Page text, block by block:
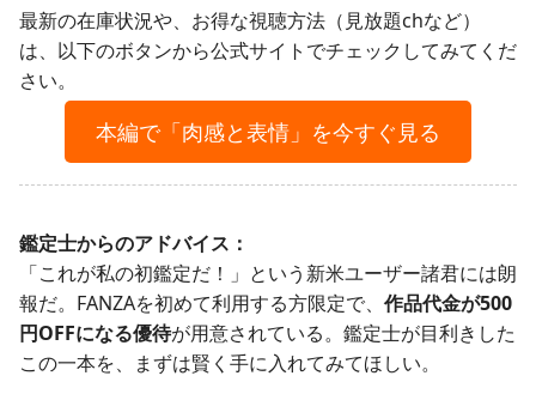
最新の在庫状況や、お得な視聴方法（見放題chなど）
は、以下のボタンから公式サイトでチェックしてみてくだ
さい。
本編で「肉感と表情」を今すぐ見る
鑑定士からのアドバイス：
「これが私の初鑑定だ！」という新米ユーザー諸君には朗
報だ。FANZAを初めて利用する方限定で、 作品代金が500
円OFFになる優待が用意されている。鑑定士が目利きした
この一本を、まずは賢く手に入れてみてほしい。